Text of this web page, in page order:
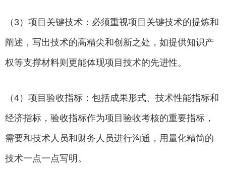
（3）项目关键技术：必须重视项目关键技术的提炼和
阐述，写出技术的高精尖和创新之处，如提供知识产
权等支撑材料则更能体现项目技术的先进性。
（4）项目验收指标：包括成果形式、技术性能指标和
经济指标，验收指标作为项目验收考核的重要指标，
需要和技术人员和财务人员进行沟通，用量化精简的
技术一点一点写明。